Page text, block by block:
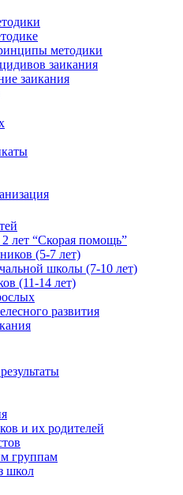
методики
заикания
заикания
2 лет “Скорая помощь”
(5-7 лет)
школы (7-10 лет)
(11-14 лет)
развития
и их родителей
группам
школ